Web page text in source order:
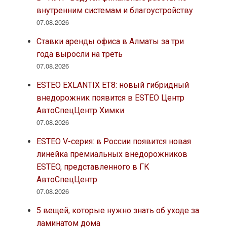
внутренним системам и благоустройству
07.08.2026
Ставки аренды офиса в Алматы за три
года выросли на треть
07.08.2026
ESTEO EXLANTIX ET8: новый гибридный
внедорожник появится в ESTEO Центр
АвтоСпецЦентр Химки
07.08.2026
ESTEO V-серия: в России появится новая
линейка премиальных внедорожников
ESTEO, представленного в ГК
АвтоСпецЦентр
07.08.2026
5 вещей, которые нужно знать об уходе за
ламинатом дома